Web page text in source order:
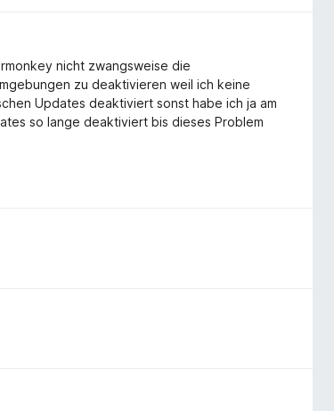
nicht zwangsweise die
zu deaktivieren weil ich keine
Updates deaktiviert sonst habe ich ja am
so lange deaktiviert bis dieses Problem